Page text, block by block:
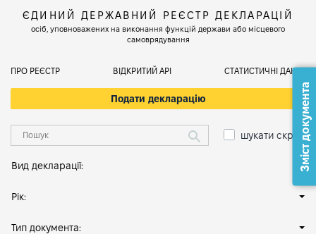
ЄДИНИЙ ДЕРЖАВНИЙ РЕЄСТР ДЕКЛАРАЦІЙ
осіб, уповноважених на виконання функцій держави або місцевого
самоврядування
ПРО РЕЄСТР ВІДКРИТИЙ АРІ СТАТИСТИЧНІ ДАНІ
Подати декларацію
шукати скрізь
Вид декларації:
Рік:
Тип документа:
Зміст документа